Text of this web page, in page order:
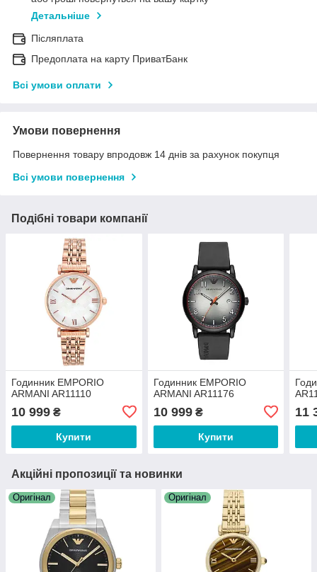
Детальніше
Післяплата
Предоплата на карту ПриватБанк
Всі умови оплати
Умови повернення
Повернення товару впродовж 14 днів за рахунок покупця
Всі умови повернення
Подібні товари компанії
Годинник EMPORIO
ARMANI AR11110
10 999 ₴
Купити
Годинник EMPORIO
ARMANI AR11176
10 999₴
Купити
11
Акційні пропозиції та новинки
Оригінал Оригінал